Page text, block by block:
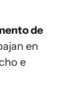
de
en
e